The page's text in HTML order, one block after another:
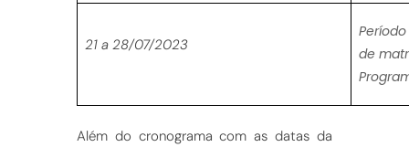
21 a 28/07/2023
de
Além do cronograma com as datas da